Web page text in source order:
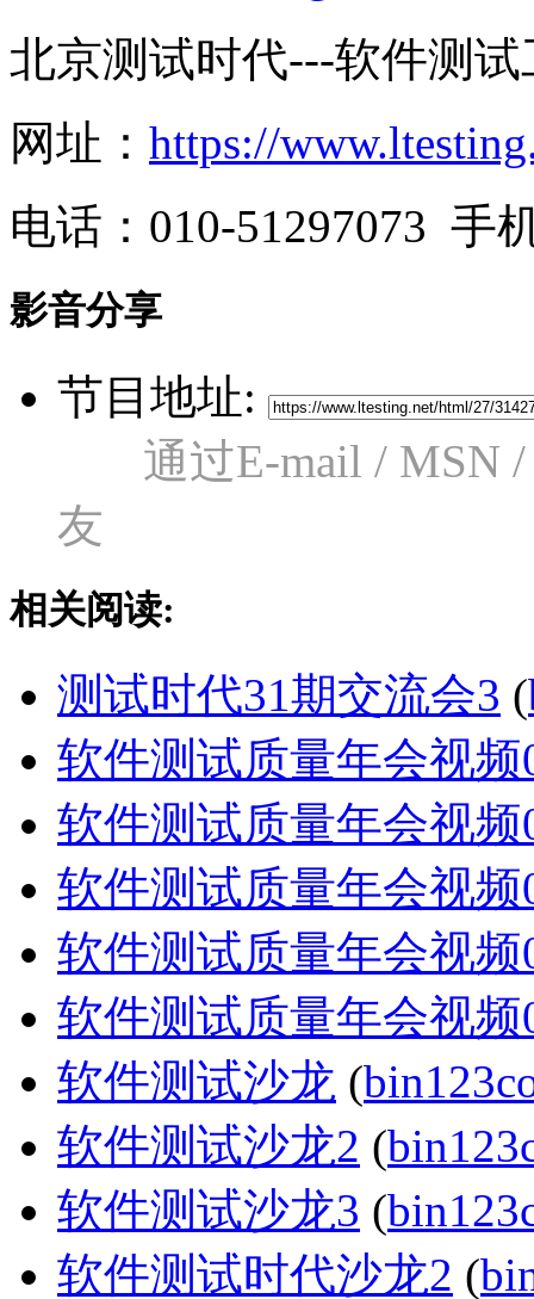
北京测试时代---软件测
网址： https://
电话：010-51297073 手
影音分享
节目地址:
通过E-mail / MSN
友
相关阅读:
测试时代31期交流会3 (
软件测试质量年会视频
软件测试质量年会视频
软件测试质量年会视频
软件测试质量年会视频
软件测试质量年会视频
软件测试沙龙 (
软件测试沙龙2 (
软件测试沙龙3 (
软件测试时代沙龙2 (